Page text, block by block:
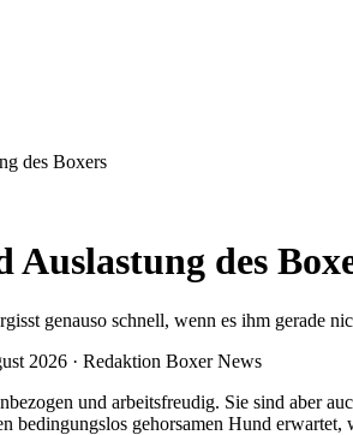
des Boxers
Auslastung des
genauso schnell, wenn es ihm gerade
2026 · Redaktion Boxer News
und arbeitsfreudig. Sie sind aber
bedingungslos gehorsamen Hund erwartet,